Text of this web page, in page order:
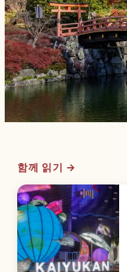
함께 읽기 →